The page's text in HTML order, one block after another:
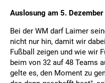
Auslosung am 5. Dezember
Bei der WM darf Laimer
nicht nur hin, damit wir
Fußball zeigen und wie wir
beim von 32 auf 48 Teams
gelte es, den Moment zu